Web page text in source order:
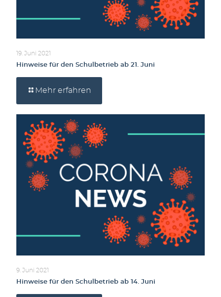
19. Juni 2021
Hinweise für den Schulbetrieb ab 21. Juni
Mehr erfahren
9. Juni 2021
Hinweise für den Schulbetrieb ab 14. Juni